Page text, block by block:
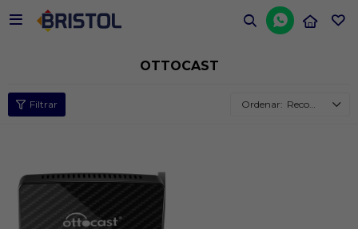


OTTOCAST
Recomendados